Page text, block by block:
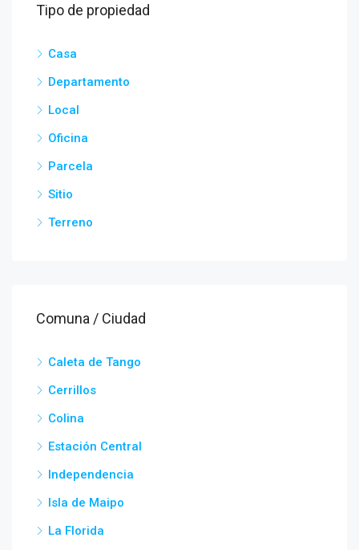
Tipo de propiedad
Casa
Departamento
Local
Oficina
Parcela
Sitio
Terreno
Comuna / Ciudad
Caleta de Tango
Cerrillos
Colina
Estación Central
Independencia
Isla de Maipo
La Florida